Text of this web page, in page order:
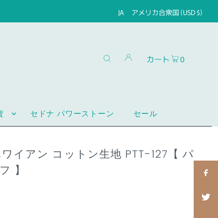
JA アメリカ合衆国 (USD $)
セドナ パワーストーン セール
カート 0
イアン コットン生地 PTT-127【 パ
】